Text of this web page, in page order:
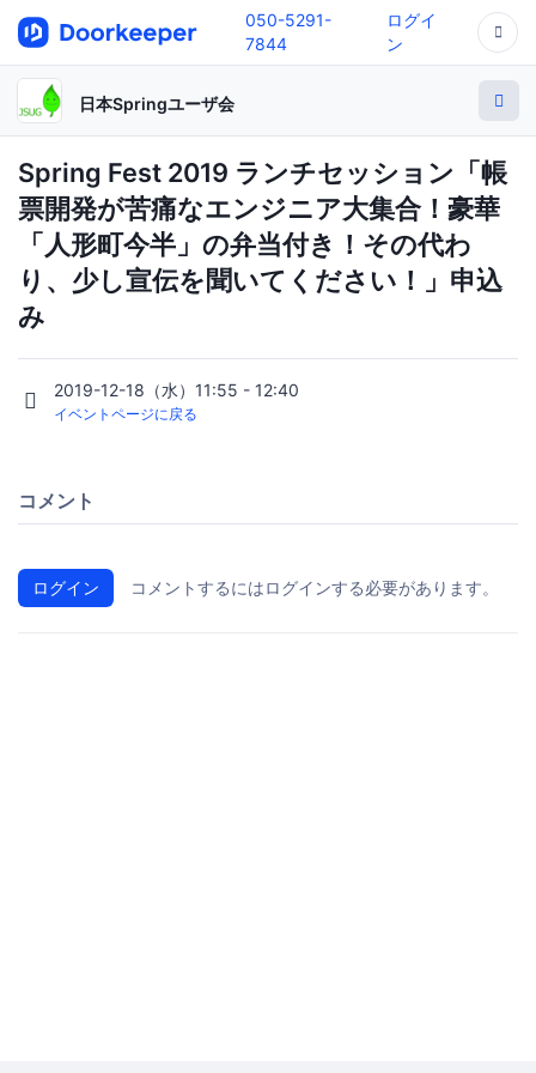
050-5291-
7844
ログイ
ン
日本Springユーザ会
Spring Fest 2019 ランチセッション「帳
票開発が苦痛なエンジニア大集合！豪華
「人形町今半」の弁当付き！その代わ
り、少し宣伝を聞いてください！」申込
み
2019-12-18（水）11:55 - 12:40
イベントページに戻る
コメント
ログイン コメントするにはログインする必要があります。